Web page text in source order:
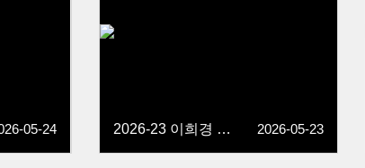
05-24 2026-23 이희경 성도님이 새로오셨습니다. 2026-05-23